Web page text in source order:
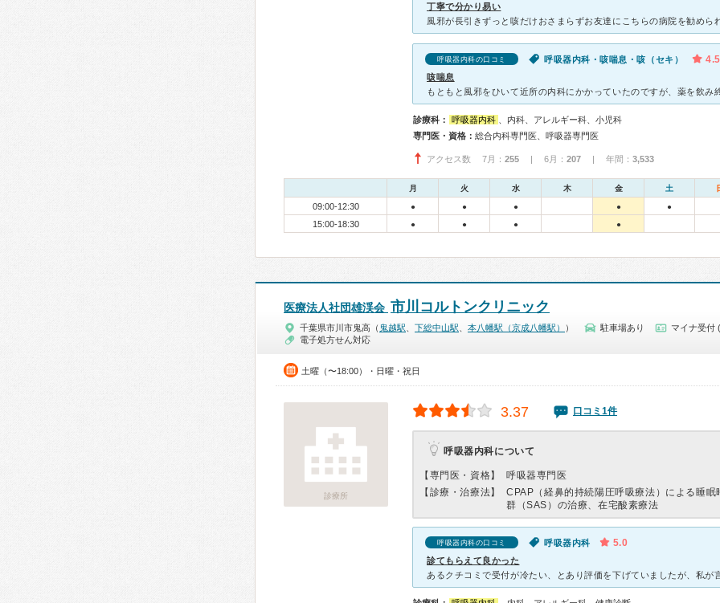
丁寧で分かり易い
呼吸器内科の口コミ 呼吸器内科・咳喘息・咳（セキ） 4.5
咳喘息
診療科： 呼吸器内科
、内科、アレルギー科、小児科
専門医・資格： 総合内科専門医、呼吸器専門医
アクセス数 7月： 255 | 6月： 207 | 年間： 3,533
月 火 水 木 金 土
09:00-12:30 ● ● ● ● ●
15:00-18:30 ● ● ● ●
医療法人社団雄渓会 市川コルトンクリニック
千葉県市川市鬼高（ 鬼越駅 下総中山駅 本八幡駅（京成八幡駅） ） 駐車場あり
マイナ受付
電子処方せん対応
土曜（〜18:00）・日曜・祝日
診療所
3.37 口コミ1件
呼吸器内科について
【専門医・資格】
呼吸器専門医
【診療・治療法】
CPAP（経鼻的持続陽圧呼吸療法）による睡眠
群（SAS）の治療、在宅酸素療法
呼吸器内科の口コミ 呼吸器内科 5.0
診てもらえて良かった